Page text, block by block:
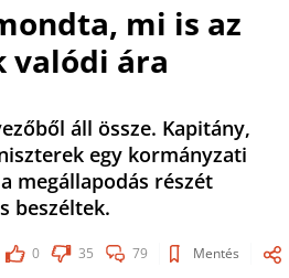
mi is az
valódi ára
áll össze. Kapitány,
egy kormányzati
megállapodás részét
beszéltek.
0 35 79 Mentés